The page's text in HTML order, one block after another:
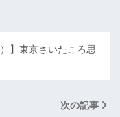
】東京さいたころ思
次の記事